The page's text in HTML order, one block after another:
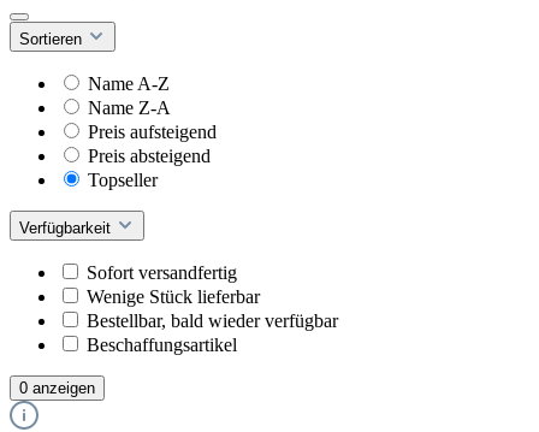
Sortieren
Name A-Z
Name Z-A
Preis aufsteigend
Preis absteigend
Topseller
Verfügbarkeit
Sofort versandfertig
Wenige Stück lieferbar
Bestellbar, bald wieder verfügbar
Beschaffungsartikel
0 anzeigen